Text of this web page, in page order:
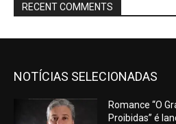
RECENT COMMENTS
NOTÍCIAS SELECIONADAS
Romance “O
Proibidas” é